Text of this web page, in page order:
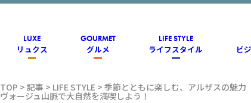
LUXE
リュクス
GOURMET
グルメ
LIFE STYLE
ライフスタイル ビ
TOP >記事 > LIFE STYLE >季節とともに楽しむ、アルザスの魅力
ヴォージュ山脈で大自然を満喫しよう！